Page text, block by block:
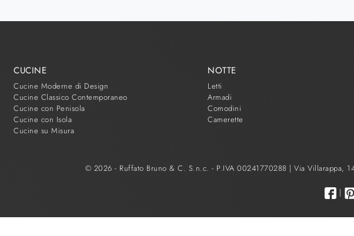
CUCINE
Cucine Moderne di Design
Cucine Classico Contemporaneo
Cucine con Penisola
Cucine con Isola
Cucine su Misura
NOTTE
Letti
Armadi
Comodini
Camerette
© 2026 - Ruffato Bruno & C. S.n.c. - P.IVA 00241770288 | Via Villarappa,
|